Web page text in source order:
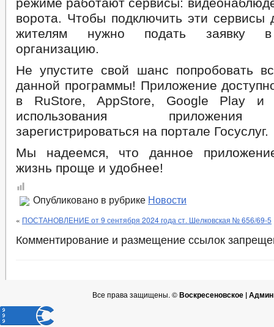
ворота. Чтобы подключить эти сервисы
жителям нужно подать заявку
организацию.
Не упустите свой шанс попробовать
данной программы! Приложение
в RuStore, AppStore, Google Play и
использования приложения
зарегистрироваться на портале Госуслуг.
Мы надеемся, что данное
жизнь проще и удобнее!
Опубликовано в рубрике Новости
« ПОСТАНОВЛЕНИЕ от 9 сентября 2024 года ст. Шелковская № 656/69-5
Комментирование и размещение ссылок
Все права защищены. ©Воскресеновское |